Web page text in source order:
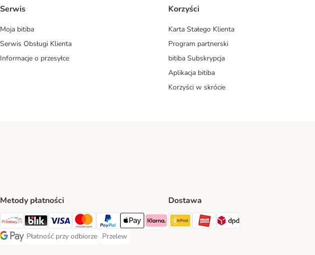
Serwis
Moja bitiba
Serwis Obsługi Klienta
Informacje o przesyłce
Korzyści
Karta Stałego Klienta
Program partnerski
bitiba Subskrypcja
Aplikacja bitiba
Korzyści w skrócie
Metody płatności
Przelewy24 Payment Method
Blik Payment Method
VISA Payment Method
MasterCard Payment Method
PayPal Payment Method
Apple Pay Payment Method
Klarna Payment Method
Google Pay Payment Method
Płatność przy odbiorze
Płatność przy odbiorze Payment Method
Przelew
Przelew Payment Method
Dostawa
InPost Shipping Method
ORLEN Paczka. Shipping Method